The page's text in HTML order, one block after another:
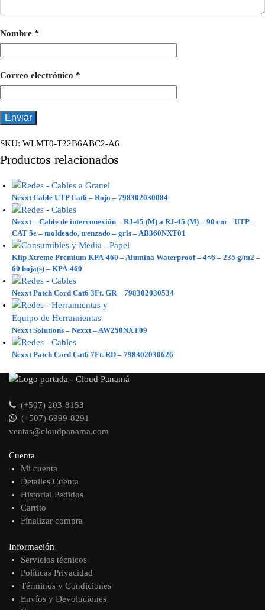
Nombre *
Correo electrónico *
SKU: WLMT0-T22B6ABC2-A6
Productos relacionados
Nexxt Cable UTP Cat6 – Rojo – 798302030084
Nexxt – Cable de interconexión – RJ-45 (M) a RJ-45 (M) – 90 cm – UTP –
CAT 5e – moldeado, trenzado – gris – AB360NXT01
Klip Xtreme Premium KPA-460 – Alumina Waterproof – 4×6 – 235 g/m2 –
60 hoja(s) – KPA-460
Nexxt Patch Cord Cat6 3Ft. GR – 798302030534
Nexxt Solutions – Nexxt – AW250NXT09
Nexxt Patch Cord Cat6 7Ft. RD – 798302030626
(+507) 203-8153
(+507) 6999-8291
ventas@cloudpanama.com
Cuenta
Mi cuenta
Detalles Cuenta
Historial Pedidos
Carrito
Finalizar compra
Información
Servicios técnicos
Políticas Privacidad
Términos y Condiciones
Envíos y Devoluciones